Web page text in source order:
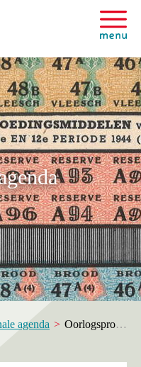
agenda Oorlogsproeverij